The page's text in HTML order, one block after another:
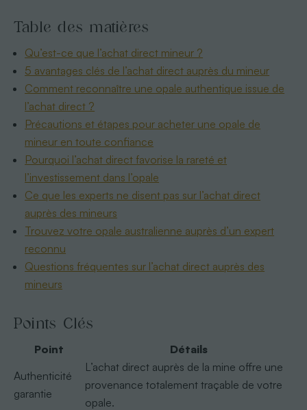
Table des matières
Qu’est-ce que l’achat direct mineur ?
5 avantages clés de l’achat direct auprès du mineur
Comment reconnaître une opale authentique issue de
l’achat direct ?
Précautions et étapes pour acheter une opale de
mineur en toute confiance
Pourquoi l’achat direct favorise la rareté et
l’investissement dans l’opale
Ce que les experts ne disent pas sur l’achat direct
auprès des mineurs
Trouvez votre opale australienne auprès d’un expert
reconnu
Questions fréquentes sur l’achat direct auprès des
mineurs
Points Clés
Point
Détails
Authenticité
garantie
L’achat direct auprès de la mine offre une
provenance totalement traçable de votre
opale.